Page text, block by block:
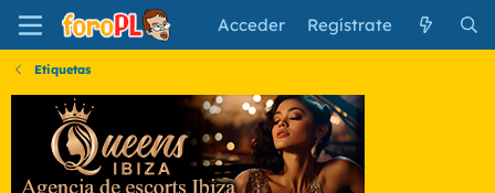
Acceder Regístrate
Etiquetas